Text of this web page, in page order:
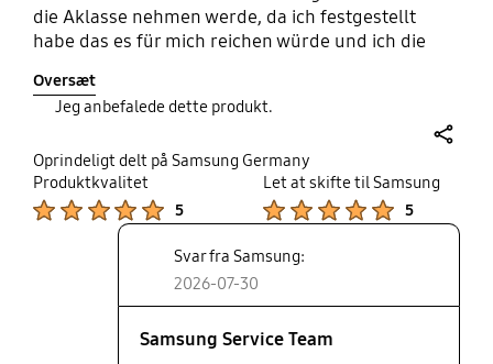
die Aklasse nehmen werde, da ich festgestellt
habe das es für mich reichen würde und ich die
bisher alles was ich brauche
Oversæt
Jeg anbefalede dette produkt.
Oprindeligt delt på Samsung Germany
Produktkvalitet
5
Let at skifte til Samsung
5
Svar fra Samsung:
2026-07-30
Samsung Service Team